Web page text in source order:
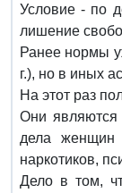
Условие - по
лишение
Ранее нормы
г.), но в иных
На этот раз
Они являются
дела женщин
наркотиков,
Дело в том,